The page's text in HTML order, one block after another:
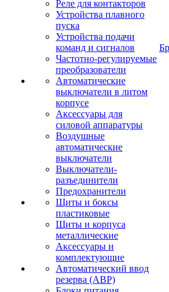
Реле для контакторов
Устройства плавного
пуска
Устройства подачи
команд и сигналов
Частотно-регулируемые
преобразователи
Автоматические
выключатели в литом
корпусе
Аксессуары для
силовой аппаратуры
Воздушные
автоматические
выключатели
Выключатели-
разъединители
Предохранители
Щиты и боксы
пластиковые
Щиты и корпуса
металлические
Аксессуары и
комплектующие
Автоматический ввод
резерва (АВР)